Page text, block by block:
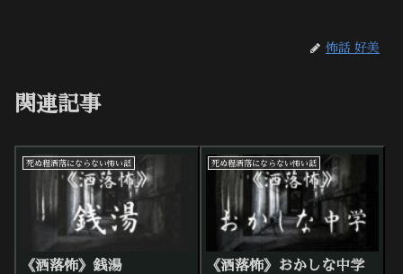
怖話 好美
関連記事
死ぬ程洒落にならない怖い話
《洒落怖》銭湯
死ぬ程洒落にならない怖い話
《洒落怖》おかしな中学